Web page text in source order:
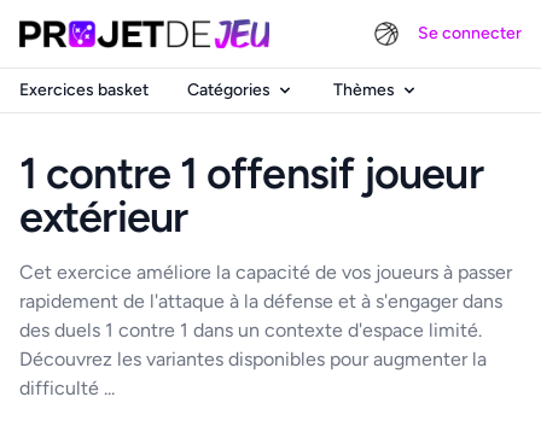
Se connecter
Exercices basket Catégories Thèmes
1 contre 1 offensif joueur
extérieur
Cet exercice améliore la capacité de vos joueurs à passer
rapidement de l'attaque à la défense et à s'engager dans
des duels 1 contre 1 dans un contexte d'espace limité.
Découvrez les variantes disponibles pour augmenter la
difficulté ...